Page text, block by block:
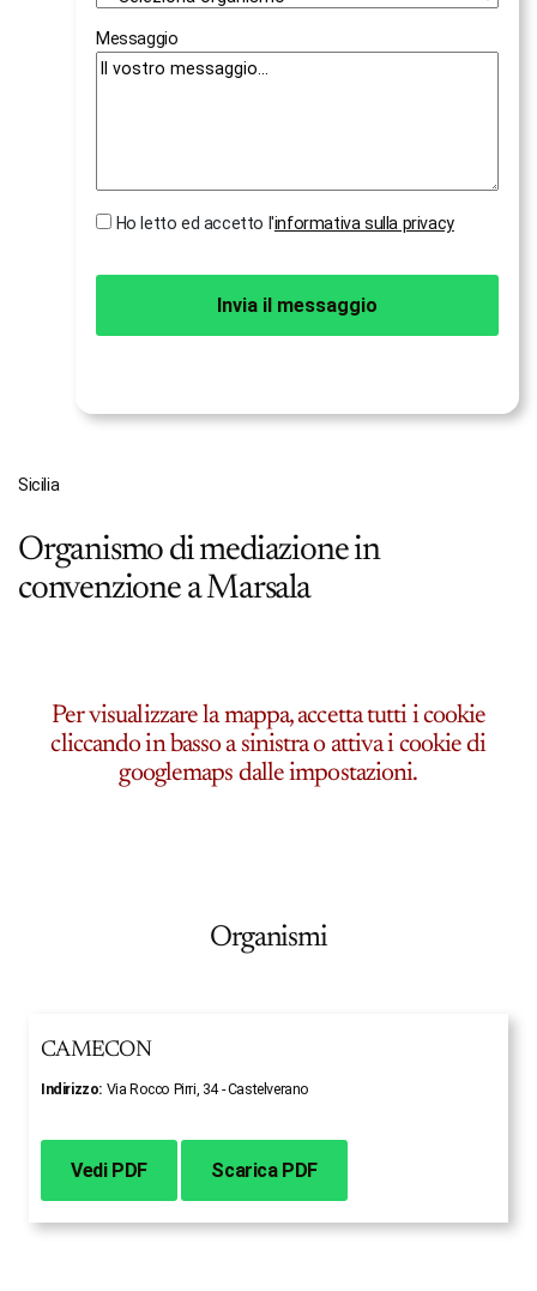
Sicilia
Organismo di mediazione in
convenzione a Marsala
Per visualizzare la mappa, accetta tutti i cookie
cliccando in basso a sinistra o attiva i cookie di
googlemaps dalle impostazioni.
Messaggio
Ho letto ed accetto l'informativa sulla privacy
Invia il messaggio
Organismi
CAMECON
Indirizzo: Via Rocco Pirri, 34 - Castelverano
Vedi PDF Scarica PDF